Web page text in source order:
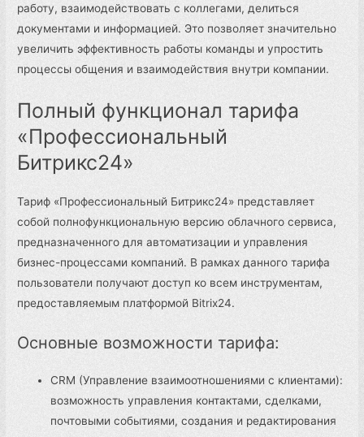
работу, взаимодействовать с коллегами, делиться
документами и информацией. Это позволяет значительно
увеличить эффективность работы команды и упростить
процессы общения и взаимодействия внутри компании.
Полный функционал тарифа
«Профессиональный
Битрикс24»
Тариф «Профессиональный Битрикс24» представляет
собой полнофункциональную версию облачного сервиса,
предназначенного для автоматизации и управления
бизнес-процессами компаний. В рамках данного тарифа
пользователи получают доступ ко всем инструментам,
предоставляемым платформой Bitrix24.
Основные возможности тарифа:
CRM (Управление взаимоотношениями с клиентами):
возможность управления контактами, сделками,
почтовыми событиями, создания и редактирования